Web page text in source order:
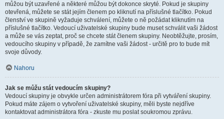
můžou být uzavřené a některé můžou být dokonce skryté. Pokud je skupiny
otevřená, můžete se stát jejím členem po kliknutí na příslušné tlačítko. Pokud
členství ve skupině vyžaduje schválení, můžete o ně požádat kliknutím na
příslušné tlačítko. Vedoucí uživatelské skupiny bude muset schválit vaši žádost
a může se vás zeptat, proč se chcete stát členem skupiny. Neobtěžujte, prosím,
vedoucího skupiny v případě, že zamítne vaši žádost - určitě pro to bude mít
svoje důvody.
Nahoru
Jak se můžu stát vedoucím skupiny?
Vedoucí skupiny je obvykle určen administrátorem fóra při vytváření skupiny.
Pokud máte zájem o vytvoření uživatelské skupiny, měli byste nejdříve
kontaktovat administrátora fóra - zkuste mu poslat soukromou zprávu.